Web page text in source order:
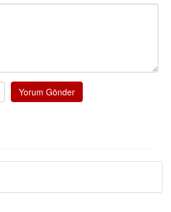
Yorum Gönder
ihracati,tütün,kuruüzüm,findik,pamuk krom
alamazsın.